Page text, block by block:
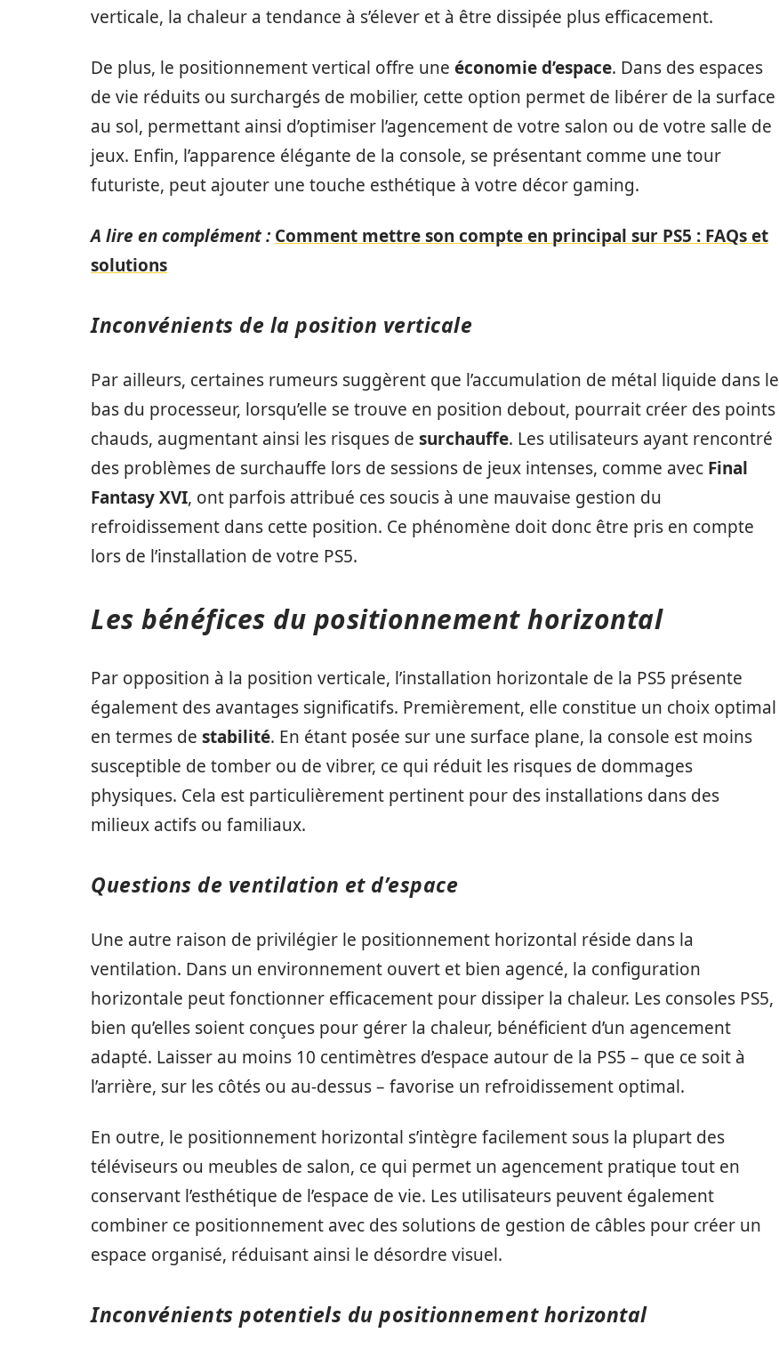
verticale, la chaleur a tendance à s’élever et à être dissipée plus efficacement.
De plus, le positionnement vertical offre une économie d’espace. Dans des espaces
de vie réduits ou surchargés de mobilier, cette option permet de libérer de la surface
au sol, permettant ainsi d’optimiser l’agencement de votre salon ou de votre salle de
jeux. Enfin, l’apparence élégante de la console, se présentant comme une tour
futuriste, peut ajouter une touche esthétique à votre décor gaming.
A lire en complément : Comment mettre son compte en principal sur PS5 : FAQs et
solutions
Inconvénients de la position verticale
Par ailleurs, certaines rumeurs suggèrent que l’accumulation de métal liquide dans le
bas du processeur, lorsqu’elle se trouve en position debout, pourrait créer des points
chauds, augmentant ainsi les risques de surchauffe. Les utilisateurs ayant rencontré
des problèmes de surchauffe lors de sessions de jeux intenses, comme avec Final
Fantasy XVI, ont parfois attribué ces soucis à une mauvaise gestion du
refroidissement dans cette position. Ce phénomène doit donc être pris en compte
lors de l’installation de votre PS5.
Les bénéfices du positionnement horizontal
Par opposition à la position verticale, l’installation horizontale de la PS5 présente
également des avantages significatifs. Premièrement, elle constitue un choix optimal
en termes de stabilité. En étant posée sur une surface plane, la console est moins
susceptible de tomber ou de vibrer, ce qui réduit les risques de dommages
physiques. Cela est particulièrement pertinent pour des installations dans des
milieux actifs ou familiaux.
Questions de ventilation et d’espace
Une autre raison de privilégier le positionnement horizontal réside dans la
ventilation. Dans un environnement ouvert et bien agencé, la configuration
horizontale peut fonctionner efficacement pour dissiper la chaleur. Les consoles PS5,
bien qu’elles soient conçues pour gérer la chaleur, bénéficient d’un agencement
adapté. Laisser au moins 10 centimètres d’espace autour de la PS5 – que ce soit à
l’arrière, sur les côtés ou au-dessus – favorise un refroidissement optimal.
En outre, le positionnement horizontal s’intègre facilement sous la plupart des
téléviseurs ou meubles de salon, ce qui permet un agencement pratique tout en
conservant l’esthétique de l’espace de vie. Les utilisateurs peuvent également
combiner ce positionnement avec des solutions de gestion de câbles pour créer un
espace organisé, réduisant ainsi le désordre visuel.
Inconvénients potentiels du positionnement horizontal